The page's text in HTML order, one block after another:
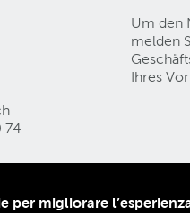
74
Um den
melden
Ihres
per migliorare